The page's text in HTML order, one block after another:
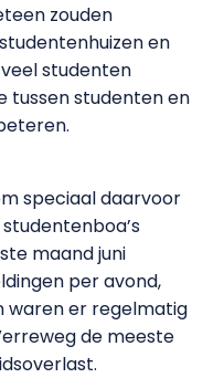
zouden
en
studenten
tussen studenten en
speciaal daarvoor
maand juni
per avond,
waren er regelmatig
de meeste